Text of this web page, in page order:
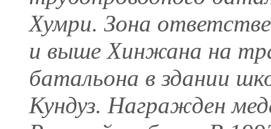
Хумри. Зона
и выше Хинжана на
батальона в здании
Кундуз. Награжден